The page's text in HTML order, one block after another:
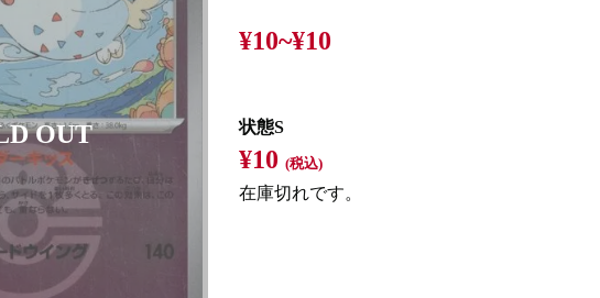
¥10~¥10
状態S
¥10(税込)
在庫切れです。